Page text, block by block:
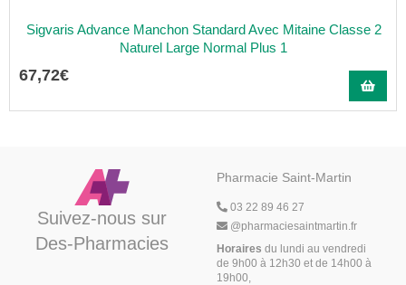
Sigvaris Advance Manchon Standard Avec Mitaine Classe 2
Naturel Large Normal Plus 1
67,72€
Suivez-nous sur
Des-Pharmacies
Pharmacie Saint-Martin
03 22 89 46 27
@pharmaciesaintmartin.fr
Horaires du lundi au vendredi
de 9h00 à 12h30 et de 14h00 à
19h00,